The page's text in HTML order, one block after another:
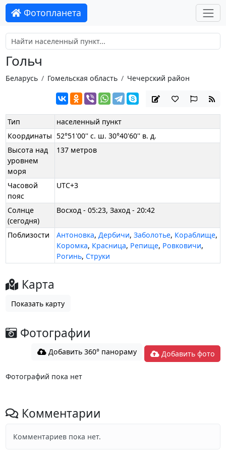
Фотопланета
Гольч
Беларусь Гомельская область Чечерский район
Тип
населенный пункт
Координаты 52°51'00'' с. ш. 30°40'60'' в. д.
Высота над
уровнем
моря
137 метров
Часовой
пояс
UTC+3
Солнце
(сегодня)
Восход - 05:23, Заход - 20:42
Поблизости Антоновка,Дербичи,Заболотье, Кораблище,
Коромка, Красница, Репище, Ровковичи,
Рогинь, Струки
Карта
Показать карту
Фотографии
Добавить 360° панораму Добавить фото
Фотографий пока нет
Комментарии
Комментариев пока нет.